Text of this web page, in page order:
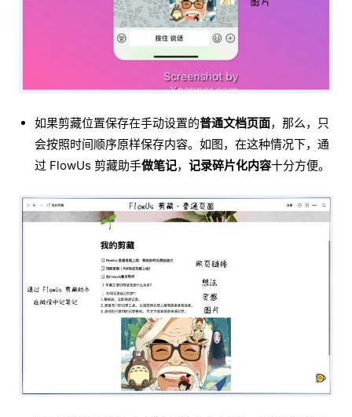
如果剪藏位置保存在手动设置的普通文档页面，那么，只
会按照时间顺序原样保存内容。如图，在这种情况下，通
过 FlowUs 剪藏助手做笔记， 记录碎片化内容十分方便。